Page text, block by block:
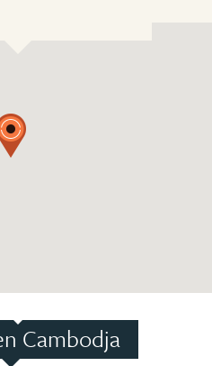
Cambodja